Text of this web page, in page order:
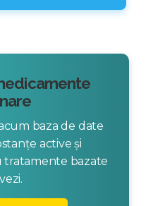
baza de date
active și
bazate